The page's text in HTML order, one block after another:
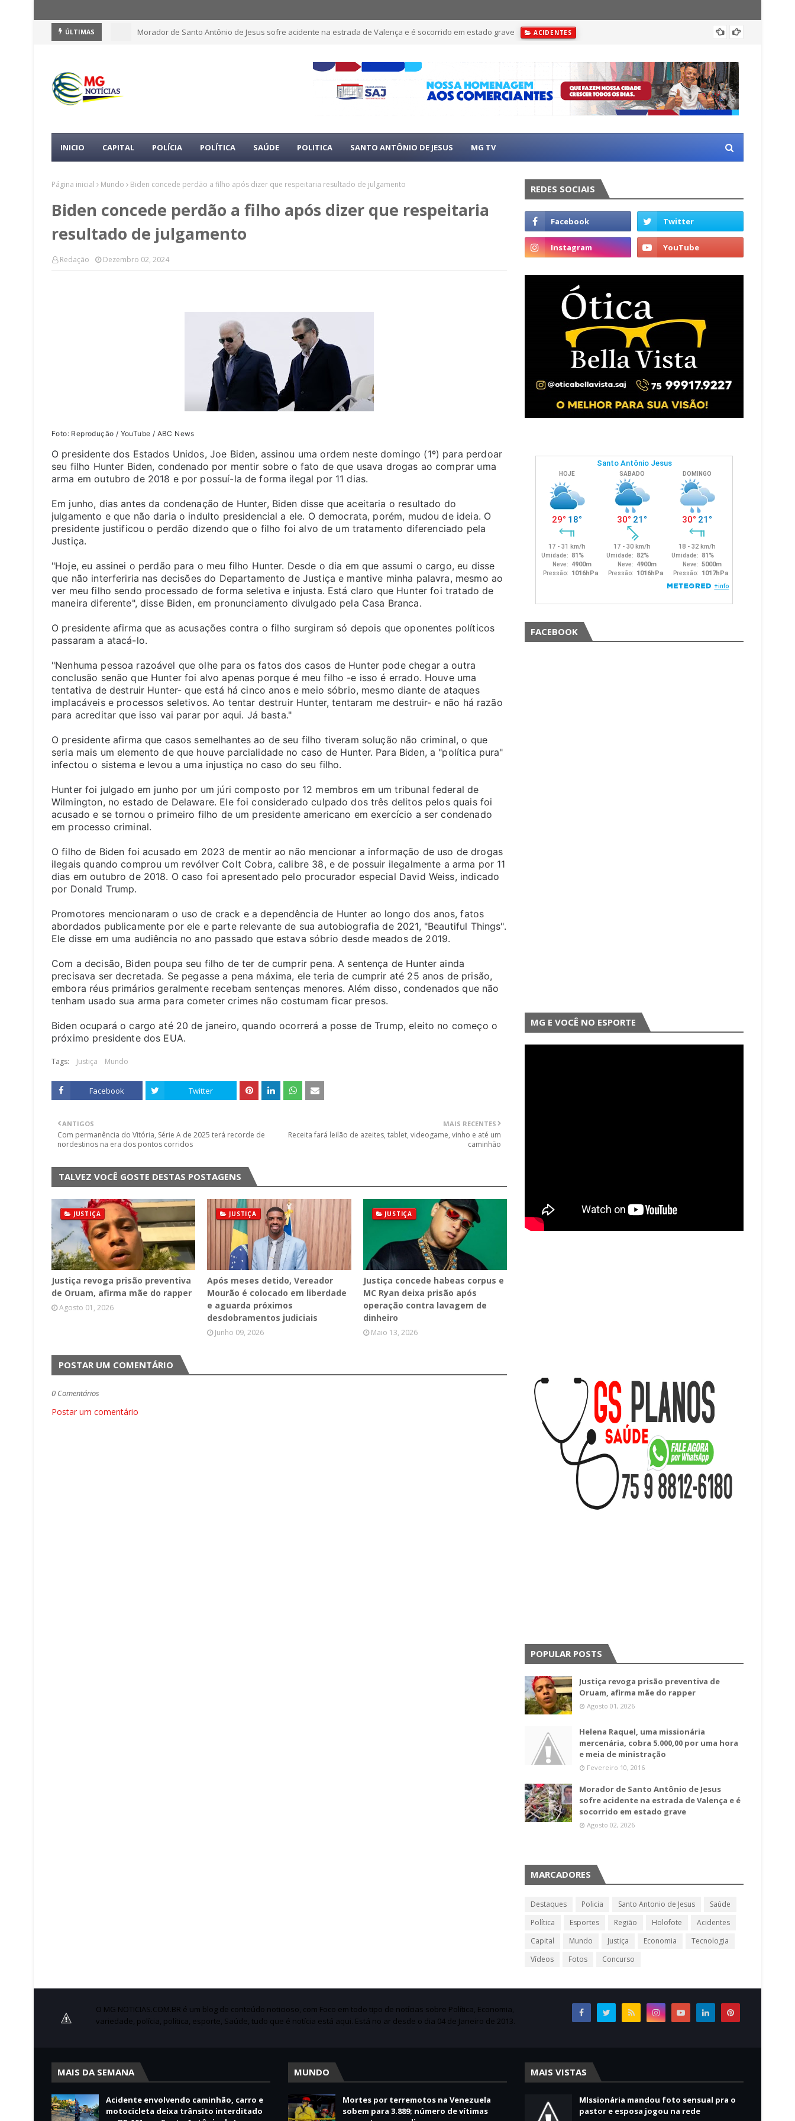
ÚLTIMAS Morador de Santo Antônio de Jesus sofre acidente na estrada de Valença e é socorrido em estado grave ACIDENTES
INICIO CAPITAL POLÍCIA POLÍTICA SAÚDE POLITICA SANTO ANTÔNIO DE JESUS MG TV
Página inicial Mundo Biden concede perdão a filho após dizer que respeitaria resultado de julgamento
Biden concede perdão a filho após dizer que respeitaria
resultado de julgamento
Redação Dezembro 02, 2024
Foto: Reprodução / YouTube / ABC News
O presidente dos Estados Unidos, Joe Biden, assinou uma ordem neste domingo (1º) para perdoar
seu filho Hunter Biden, condenado por mentir sobre o fato de que usava drogas ao comprar uma
arma em outubro de 2018 e por possuí-la de forma ilegal por 11 dias.
Em junho, dias antes da condenação de Hunter, Biden disse que aceitaria o resultado do
julgamento e que não daria o indulto presidencial a ele. O democrata, porém, mudou de ideia. O
presidente justificou o perdão dizendo que o filho foi alvo de um tratamento diferenciado pela
Justiça.
"Hoje, eu assinei o perdão para o meu filho Hunter. Desde o dia em que assumi o cargo, eu disse
que não interferiria nas decisões do Departamento de Justiça e mantive minha palavra, mesmo ao
ver meu filho sendo processado de forma seletiva e injusta. Está claro que Hunter foi tratado de
maneira diferente", disse Biden, em pronunciamento divulgado pela Casa Branca.
O presidente afirma que as acusações contra o filho surgiram só depois que oponentes políticos
passaram a atacá-lo.
"Nenhuma pessoa razoável que olhe para os fatos dos casos de Hunter pode chegar a outra
conclusão senão que Hunter foi alvo apenas porque é meu filho -e isso é errado. Houve uma
tentativa de destruir Hunter- que está há cinco anos e meio sóbrio, mesmo diante de ataques
implacáveis e processos seletivos. Ao tentar destruir Hunter, tentaram me destruir- e não há razão
para acreditar que isso vai parar por aqui. Já basta."
O presidente afirma que casos semelhantes ao de seu filho tiveram solução não criminal, o que
seria mais um elemento de que houve parcialidade no caso de Hunter. Para Biden, a "política pura"
infectou o sistema e levou a uma injustiça no caso do seu filho.
Hunter foi julgado em junho por um júri composto por 12 membros em um tribunal federal de
Wilmington, no estado de Delaware. Ele foi considerado culpado dos três delitos pelos quais foi
acusado e se tornou o primeiro filho de um presidente americano em exercício a ser condenado
em processo criminal.
O filho de Biden foi acusado em 2023 de mentir ao não mencionar a informação de uso de drogas
ilegais quando comprou um revólver Colt Cobra, calibre 38, e de possuir ilegalmente a arma por 11
dias em outubro de 2018. O caso foi apresentado pelo procurador especial David Weiss, indicado
por Donald Trump.
Promotores mencionaram o uso de crack e a dependência de Hunter ao longo dos anos, fatos
abordados publicamente por ele e parte relevante de sua autobiografia de 2021, "Beautiful Things".
Ele disse em uma audiência no ano passado que estava sóbrio desde meados de 2019.
Com a decisão, Biden poupa seu filho de ter de cumprir pena. A sentença de Hunter ainda
precisava ser decretada. Se pegasse a pena máxima, ele teria de cumprir até 25 anos de prisão,
embora réus primários geralmente recebam sentenças menores. Além disso, condenados que não
tenham usado sua arma para cometer crimes não costumam ficar presos.
Biden ocupará o cargo até 20 de janeiro, quando ocorrerá a posse de Trump, eleito no começo o
próximo presidente dos EUA.
Tags: Justiça Mundo
Facebook Twitter
MAIS RECENTES
Receita fará leilão de azeites, tablet, videogame, vinho e até um
caminhão
ANTIGOS
Com permanência do Vitória, Série A de 2025 terá recorde de
nordestinos na era dos pontos corridos
TALVEZ VOCÊ GOSTE DESTAS POSTAGENS
JUSTIÇA
Justiça revoga prisão preventiva
de Oruam, afirma mãe do rapper
Agosto 01, 2026
JUSTIÇA
Após meses detido, Vereador
Mourão é colocado em liberdade
e aguarda próximos
desdobramentos judiciais
Junho 09, 2026
JUSTIÇA
Justiça concede habeas corpus e
MC Ryan deixa prisão após
operação contra lavagem de
dinheiro
Maio 13, 2026
POSTAR UM COMENTÁRIO
0 Comentários
Postar um comentário
REDES SOCIAIS
FACEBOOK
MG E VOCÊ NO ESPORTE
POPULAR POSTS
Justiça revoga prisão preventiva de
Oruam, afirma mãe do rapper
Agosto 01, 2026
Helena Raquel, uma missionária
mercenária, cobra 5.000,00 por uma hora
e meia de ministração
Fevereiro 10, 2016
Morador de Santo Antônio de Jesus
sofre acidente na estrada de Valença e é
socorrido em estado grave
Agosto 02, 2026
MARCADORES
Destaques Policia Santo Antonio de Jesus
Saúde
Política
Esportes Região Holofote
Acidentes
Capital
Mundo Justiça Economia
Tecnologia
Vídeos
Fotos Concurso
O MG NOTICIAS.COM.BR é um blog de conteúdo noticioso, com Foco em todo tipo de notícias sobre Política, Economia,
variedade, polícia, política, esporte, Saúde, tudo que é notícia está aqui. Está no ar desde o dia 04 de Janeiro de 2013.
MAIS DA SEMANA
Acidente envolvendo caminhão, carro e
motocicleta deixa trânsito interditado
MUNDO
Mortes por terremotos na Venezuela
sobem para 3.889; número de vítimas
MAIS VISTAS
MIssionária mandou foto sensual pra o
pastor e esposa jogou na rede